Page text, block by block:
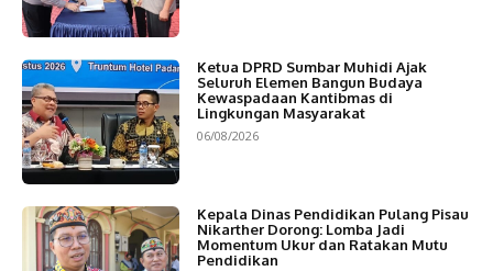
Ketua DPRD Sumbar Muhidi Ajak
Seluruh Elemen Bangun Budaya
Kewaspadaan Kantibmas di
Lingkungan Masyarakat
06/08/2026
Kepala Dinas Pendidikan Pulang Pisau
Nikarther Dorong: Lomba Jadi
Momentum Ukur dan Ratakan Mutu
Pendidikan